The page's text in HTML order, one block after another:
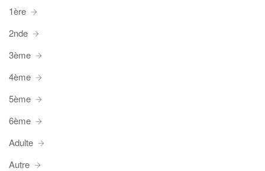
1ère
2nde
3ème
4ème
5ème
6ème
Adulte
Autre